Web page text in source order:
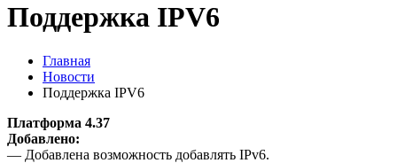
Поддержка IPV6
Главная
Новости
Поддержка IPV6
Платформа 4.37
Добавлено:
— Добавлена возможность добавлять IPv6.